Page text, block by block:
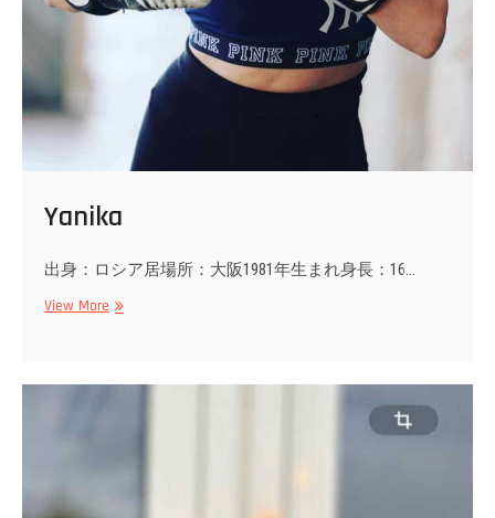
Yanika
出身：ロシア居場所：大阪1981年生まれ身長：16…
View More Yanika